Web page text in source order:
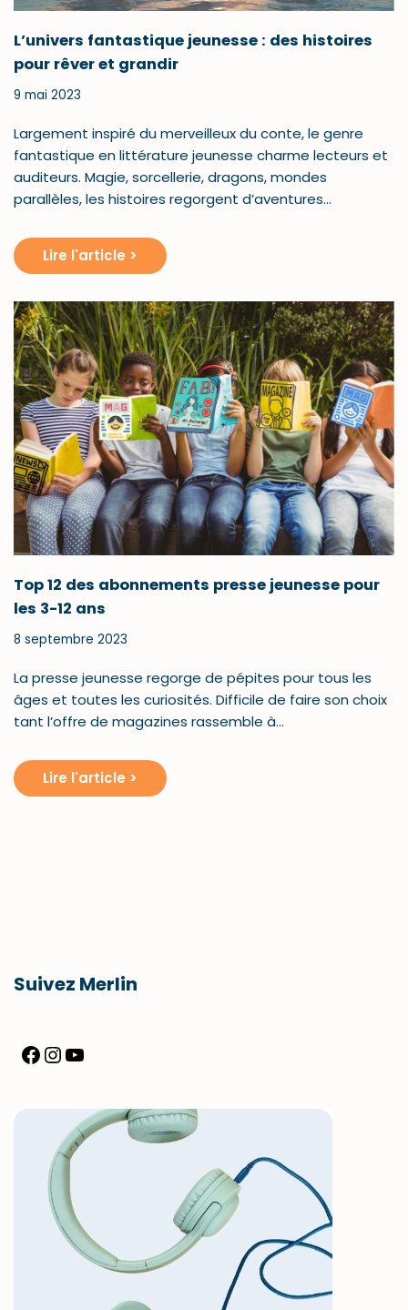
L’univers fantastique jeunesse : des histoires
pour rêver et grandir
9 mai 2023
Largement inspiré du merveilleux du conte, le genre
fantastique en littérature jeunesse charme lecteurs et
auditeurs. Magie, sorcellerie, dragons, mondes
parallèles, les histoires regorgent d’aventures…
Lire l'article >
Top 12 des abonnements presse jeunesse pour
les 3-12 ans
8 septembre 2023
La presse jeunesse regorge de pépites pour tous les
âges et toutes les curiosités. Difficile de faire son choix
tant l’offre de magazines rassemble à…
Lire l'article >
Suivez Merlin